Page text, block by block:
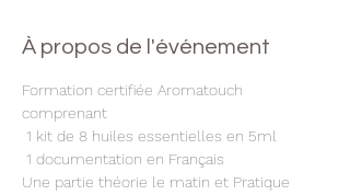
À propos de l'événement
Formation certifiée Aromatouch
comprenant
1 kit de 8 huiles essentielles en 5ml
1 documentation en Français
Une partie théorie le matin et Pratique